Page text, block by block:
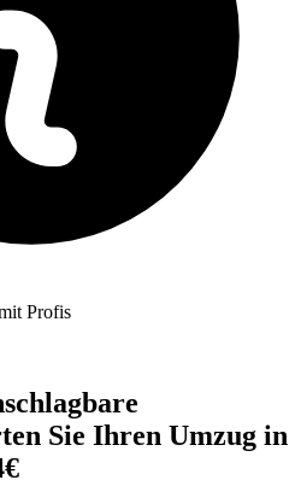
Profis
Sie Ihren Umzug in